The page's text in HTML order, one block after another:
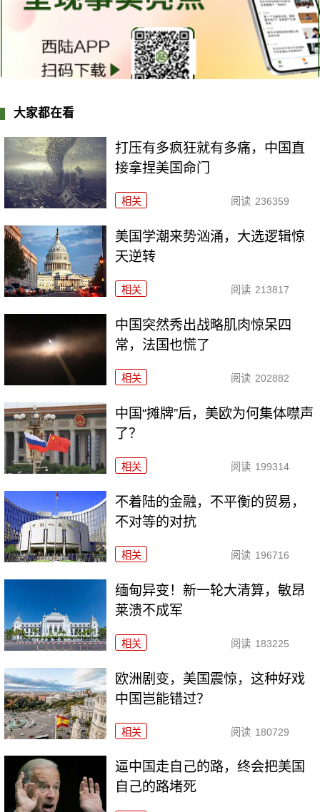
大家都在看
打压有多疯狂就有多痛，中国直
接拿捏美国命门
相关 阅读 236359
美国学潮来势汹涌，大选逻辑惊
天逆转
相关 阅读 213817
中国突然秀出战略肌肉惊呆四
常，法国也慌了
相关 阅读 202882
中国“摊牌”后，美欧为何集体噤声
了？
相关 阅读 199314
不着陆的金融，不平衡的贸易，
不对等的对抗
相关 阅读 196716
缅甸异变！新一轮大清算，敏昂
莱溃不成军
相关 阅读 183225
欧洲剧变，美国震惊，这种好戏
中国岂能错过？
相关 阅读 180729
逼中国走自己的路，终会把美国
自己的路堵死